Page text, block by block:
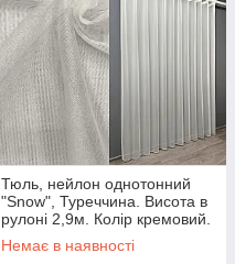
Тюль, нейлон однотонний
"Snow", Туреччина. Висота в
рулоні 2,9м. Колір кремовий.
Код 1203т Готова тюль з
тасьмою (4х2.9м)
Немає в наявності